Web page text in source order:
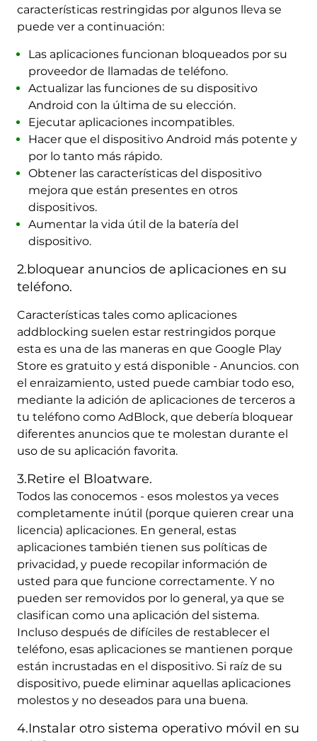
características restringidas por algunos lleva se
puede ver a continuación:
Las aplicaciones funcionan bloqueados por su
proveedor de llamadas de teléfono.
Actualizar las funciones de su dispositivo
Android con la última de su elección.
Ejecutar aplicaciones incompatibles.
Hacer que el dispositivo Android más potente y
por lo tanto más rápido.
Obtener las características del dispositivo
mejora que están presentes en otros
dispositivos.
Aumentar la vida útil de la batería del
dispositivo.
2.bloquear anuncios de aplicaciones en su
teléfono.
Características tales como aplicaciones
addblocking suelen estar restringidos porque
esta es una de las maneras en que Google Play
Store es gratuito y está disponible - Anuncios. con
el enraizamiento, usted puede cambiar todo eso,
mediante la adición de aplicaciones de terceros a
tu teléfono como AdBlock, que debería bloquear
diferentes anuncios que te molestan durante el
uso de su aplicación favorita.
3.Retire el Bloatware.
Todos las conocemos - esos molestos ya veces
completamente inútil (porque quieren crear una
licencia) aplicaciones. En general, estas
aplicaciones también tienen sus políticas de
privacidad, y puede recopilar información de
usted para que funcione correctamente. Y no
pueden ser removidos por lo general, ya que se
clasifican como una aplicación del sistema.
Incluso después de difíciles de restablecer el
teléfono, esas aplicaciones se mantienen porque
están incrustadas en el dispositivo. Si raíz de su
dispositivo, puede eliminar aquellas aplicaciones
molestos y no deseados para una buena.
4.Instalar otro sistema operativo móvil en su